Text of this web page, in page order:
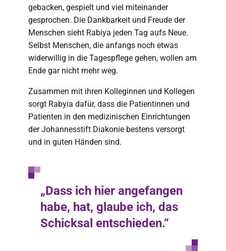
gebacken, gespielt und viel miteinander
gesprochen. Die Dankbarkeit und Freude der
Menschen sieht Rabiya jeden Tag aufs Neue.
Selbst Menschen, die anfangs noch etwas
widerwillig in die Tagespflege gehen, wollen am
Ende gar nicht mehr weg.
Zusammen mit ihren Kolleginnen und Kollegen
sorgt Rabyia dafür, dass die Patientinnen und
Patienten in den medizinischen Einrichtungen
der Johannesstift Diakonie bestens versorgt
und in guten Händen sind.
„Dass ich hier angefangen
habe, hat, glaube ich, das
Schicksal entschieden.“